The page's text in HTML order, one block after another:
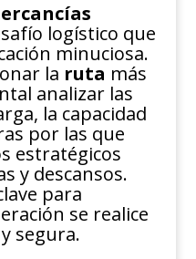
logístico que
minuciosa.
la ruta más
analizar las
la capacidad
por las que
estratégicos
y descansos.
para
se realice
segura.